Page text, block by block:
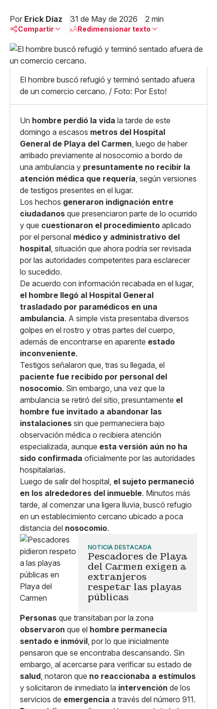
Por Erick Díaz 31 de May de 2026 2 min
Compartir
Linkedin
X
Copiar enlace
Redimensionar texto
Grande
El hombre buscó refugió y terminó sentado afuera
de un comercio cercano. / Foto: Por Esto!
Un hombre perdió la vida la tarde de este
domingo a escasos metros del Hospital
General de Playa del Carmen, luego de haber
arribado previamente al nosocomio a bordo de
una ambulancia y presuntamente no recibir la
atención médica que requería, según versiones
de testigos presentes en el lugar.
Los hechos generaron indignación entre
ciudadanos que presenciaron parte de lo ocurrido
y que cuestionaron el procedimiento aplicado
por el personal médico y administrativo del
hospital, situación que ahora podría ser revisada
por las autoridades competentes para esclarecer
lo sucedido.
De acuerdo con información recabada en el lugar,
el hombre llegó al Hospital General
trasladado por paramédicos en una
ambulancia. A simple vista presentaba diversos
golpes en el rostro y otras partes del cuerpo,
además de encontrarse en aparente estado
inconveniente.
Testigos señalaron que, tras su llegada, el
paciente fue recibido por personal del
nosocomio. Sin embargo, una vez que la
ambulancia se retiró del sitio, presuntamente el
hombre fue invitado a abandonar las
instalaciones sin que permaneciera bajo
observación médica o recibiera atención
especializada, aunque esta versión aún no ha
sido confirmada oficialmente por las autoridades
hospitalarias.
Luego de salir del hospital, el sujeto permaneció
en los alrededores del inmueble. Minutos más
tarde, al comenzar una ligera lluvia, buscó refugio
en un establecimiento cercano ubicado a poca
distancia del nosocomio.
NOTICIA DESTACADA
Pescadores de Playa
del Carmen exigen a
extranjeros
respetar las playas
públicas
Personas que transitaban por la zona
observaron que el hombre permanecía
sentado e inmóvil, por lo que inicialmente
pensaron que se encontraba descansando. Sin
embargo, al acercarse para verificar su estado de
salud, notaron que no reaccionaba a estímulos
y solicitaron de inmediato la intervención de los
servicios de emergencia a través del número 911.